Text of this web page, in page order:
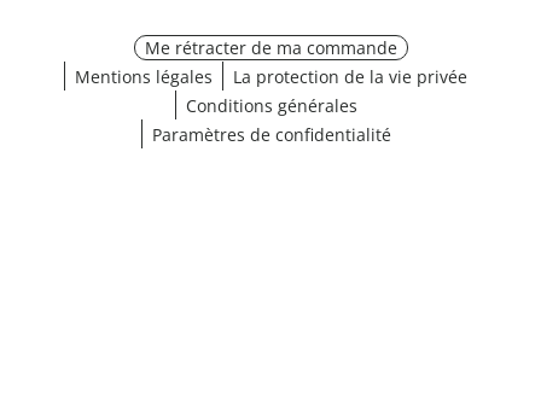
Me rétracter de ma commande
Mentions légales
La protection de la vie privée
Conditions générales
Paramètres de confidentialité